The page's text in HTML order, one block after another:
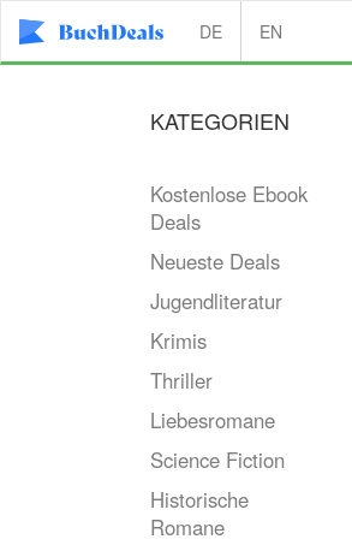
DE EN
KATEGORIEN
Kostenlose Ebook
Deals
Neueste Deals
Jugendliteratur
Krimis
Thriller
Liebesromane
Science Fiction
Historische
Romane